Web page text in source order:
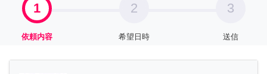
1
依頼内容
2
希望日時
3
送信